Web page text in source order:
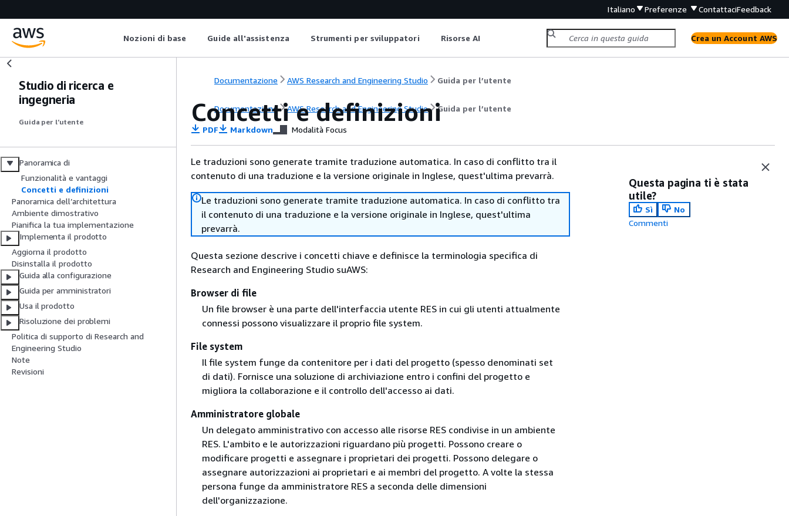
Italiano Preferenze ContattaciFeedback
Nozioni di base Guide all'assistenza Strumenti per sviluppatori Risorse AI Crea un Account AWS
Studio di ricerca e
ingegneria
Guida per l’utente
Panoramica di
Funzionalità e vantaggi
Concetti e definizioni
Panoramica dell’architettura
Ambiente dimostrativo
Pianifica la tua implementazione
Implementa il prodotto
Aggiorna il prodotto
Disinstalla il prodotto
Guida alla configurazione
Guida per amministratori
Usa il prodotto
Risoluzione dei problemi
Politica di supporto di Research and
Engineering Studio
Note
Revisioni
Documentazione AWS Research and Engineering Studio Guida per l’utente
Documentazione AWS Research and Engineering Studio Guida per l’utente
Concetti e definizioni
PDF Markdown Modalità Focus
Le traduzioni sono generate tramite traduzione automatica. In caso di conflitto tra il
contenuto di una traduzione e la versione originale in Inglese, quest'ultima prevarrà.
Le traduzioni sono generate tramite traduzione automatica. In caso di conflitto tra
il contenuto di una traduzione e la versione originale in Inglese, quest'ultima
prevarrà.
Questa sezione descrive i concetti chiave e definisce la terminologia specifica di
Research and Engineering Studio suAWS:
Browser di file
Un file browser è una parte dell'interfaccia utente RES in cui gli utenti attualmente
connessi possono visualizzare il proprio file system.
File system
Il file system funge da contenitore per i dati del progetto (spesso denominati set
di dati). Fornisce una soluzione di archiviazione entro i confini del progetto e
migliora la collaborazione e il controllo dell'accesso ai dati.
Amministratore globale
Un delegato amministrativo con accesso alle risorse RES condivise in un ambiente
RES. L'ambito e le autorizzazioni riguardano più progetti. Possono creare o
modificare progetti e assegnare i proprietari dei progetti. Possono delegare o
assegnare autorizzazioni ai proprietari e ai membri del progetto. A volte la stessa
persona funge da amministratore RES a seconda delle dimensioni
dell'organizzazione.
Questa pagina ti è stata
utile?
Sì
No
Commenti